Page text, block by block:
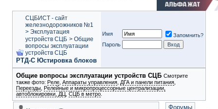
СЦБИСТ - сайт
железнодорожников №1
> Эксплуатация
устройств СЦБ > Общие
вопросы эксплуатации
устройств СЦБ
РТД-С Юстировка блоков
Имя
Запомнить?
Пароль
Общие вопросы эксплуатации устройств СЦБ Смотрите
также фото: Реле Аппараты управления ДГА и панели питания
Переезды Релейные и микропроцессорные централизации,
автоблокировки, ДЦ СЦБ в метро
Форумы